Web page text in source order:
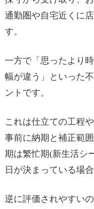
不要な
まとめ
通勤圏や自宅近くに
す。
一方で「思ったより
幅が違う」といった
ントです。
これは仕立ての工程
事前に納期と補正範
期は繁忙期(新生活シ
日が決まっている場
逆に評価されやすい